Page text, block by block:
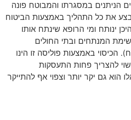
הניתנים במסגרתו והמבוטח פונה
את כל התהליך באמצעות הביטוח
ינותח ומי הרופא שינתח אותו
המנתחים ובתי החולים
באמצעות פוליסה זו הינו
להצריך פחות התעסקות
הוא גם יקר יותר וצפוי אף להתייקר